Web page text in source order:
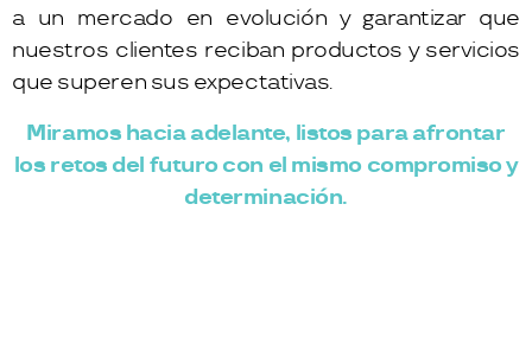
a un mercado en evolución y garantizar que
nuestros clientes reciban productos y servicios
que superen sus expectativas.
Miramos hacia adelante, listos para afrontar
los retos del futuro con el mismo compromiso y
determinación.